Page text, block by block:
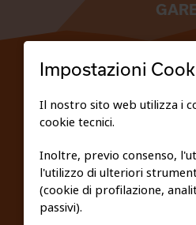
PRIVACY E
Impostazioni
Il nostro sito web utilizza i
cookie tecnici.
Inoltre, previo consenso,
l'utilizzo di ulteriori
(cookie di profilazione,
passivi).